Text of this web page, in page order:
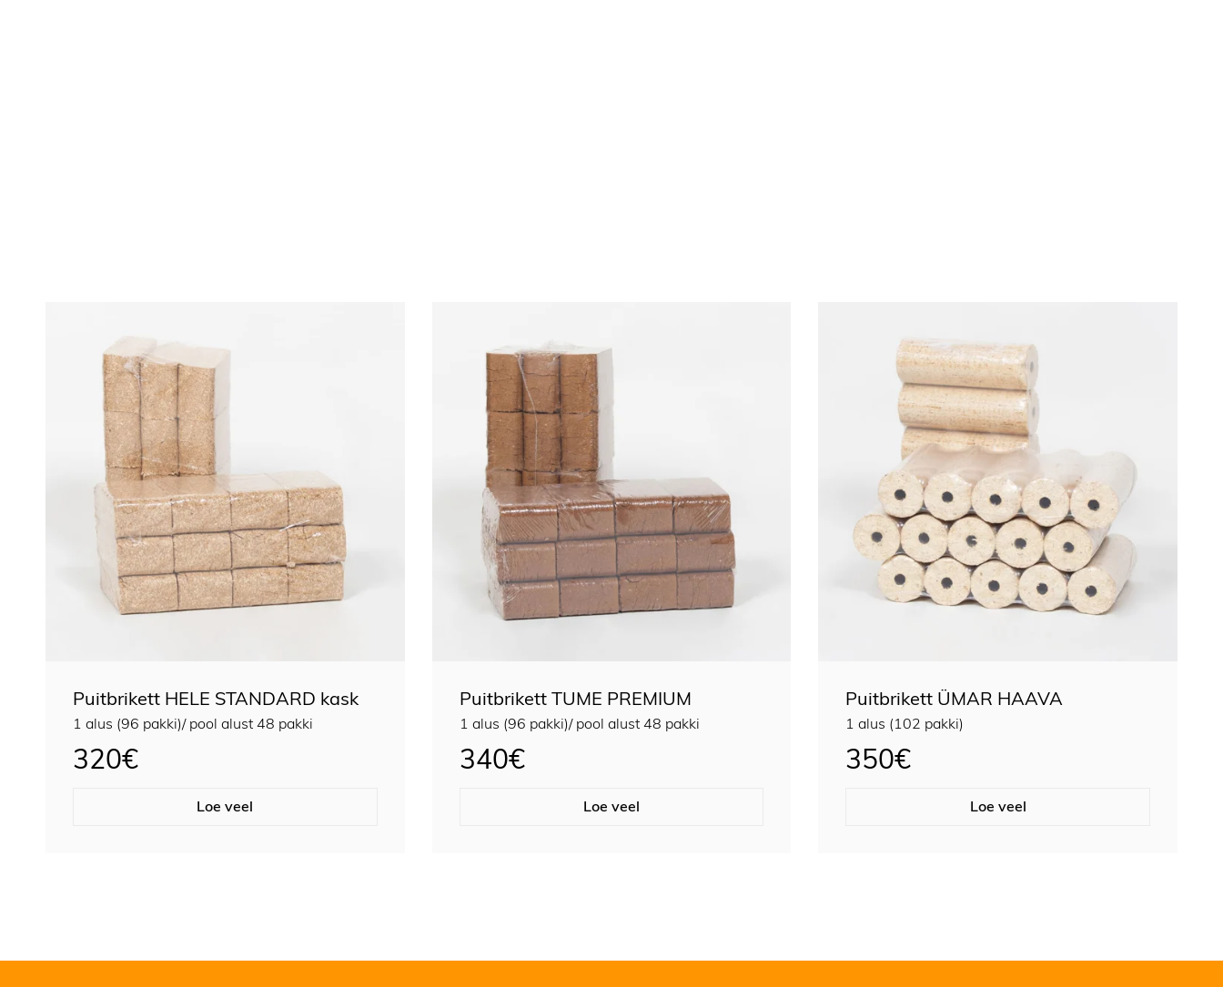
Puitbrikett HELE STANDARD kask
1 alus (96 pakki)/ pool alust 48 pakki
320€
Loe veel
Puitbrikett TUME PREMIUM
1 alus (96 pakki)/ pool alust 48 pakki
340€
Loe veel
Puitbrikett ÜMAR HAAVA
1 alus (102 pakki)
350€
Loe veel